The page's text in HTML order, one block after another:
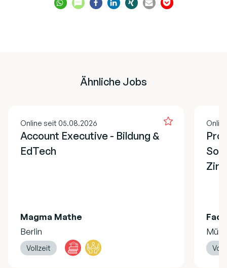
Ähnliche Jobs
Online seit 05.08.2026
Account Executive - Bildung &
EdTech
Magma Mathe
Berlin
Vollzeit